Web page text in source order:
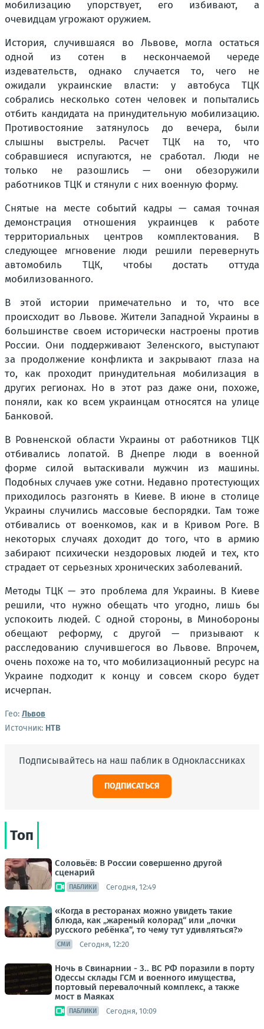
мобилизацию упорствует, его избивают, а
очевидцам угрожают оружием.
История, случившаяся во Львове, могла остаться
одной из сотен в нескончаемой череде
издевательств, однако случается то, чего не
ожидали украинские власти: у автобуса ТЦК
собрались несколько сотен человек и попытались
отбить кандидата на принудительную мобилизацию.
Противостояние затянулось до вечера, были
слышны выстрелы. Расчет ТЦК на то, что
собравшиеся испугаются, не сработал. Люди не
только не разошлись — они обезоружили
работников ТЦК и стянули с них военную форму.
Снятые на месте событий кадры — самая точная
демонстрация отношения украинцев к работе
территориальных центров комплектования. В
следующее мгновение люди решили перевернуть
автомобиль ТЦК, чтобы достать оттуда
мобилизованного.
В этой истории примечательно и то, что все
происходит во Львове. Жители Западной Украины в
большинстве своем исторически настроены против
России. Они поддерживают Зеленского, выступают
за продолжение конфликта и закрывают глаза на
то, как проходит принудительная мобилизация в
других регионах. Но в этот раз даже они, похоже,
поняли, как ко всем украинцам относятся на улице
Банковой.
В Ровненской области Украины от работников ТЦК
отбивались лопатой. В Днепре люди в военной
форме силой вытаскивали мужчин из машины.
Подобных случаев уже сотни. Недавно протестующих
приходилось разгонять в Киеве. В июне в столице
Украины случились массовые беспорядки. Там тоже
отбивались от военкомов, как и в Кривом Роге. В
некоторых случаях доходит до того, что в армию
забирают психически нездоровых людей и тех, кто
страдает от серьезных хронических заболеваний.
Методы ТЦК — это проблема для Украины. В Киеве
решили, что нужно обещать что угодно, лишь бы
успокоить людей. С одной стороны, в Минобороны
обещают реформу, с другой — призывают к
расследованию случившегося во Львове. Впрочем,
очень похоже на то, что мобилизационный ресурс на
Украине подходит к концу и совсем скоро будет
исчерпан.
Гео: Львов
Источник: НТВ
Подписывайтесь на наш паблик в Одноклассниках
ПОДПИСАТЬСЯ
Топ
Соловьёв: В России совершенно другой
сценарий
ПАБЛИКИ Сегодня, 12:49
«Когда в ресторанах можно увидеть такие
блюда, как „жареный колорад“ или „почки
русского ребёнка“, то чему тут удивляться?»
СМИ Сегодня, 12:20
Ночь в Свинарнии - 3.. ВС РФ поразили в порту
Одессы склады ГСМ и военного имущества,
портовый перевалочный комплекс, а также
мост в Маяках
ПАБЛИКИ Сегодня, 10:09